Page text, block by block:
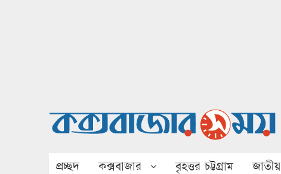
প্রচ্ছদ কক্সবাজার বৃহত্তর চট্টগ্রাম জাতীয়